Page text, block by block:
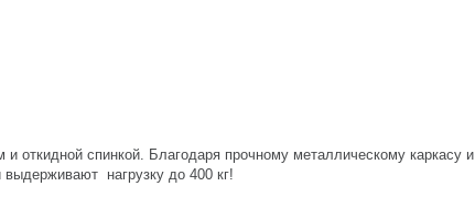
откидной спинкой. Благодаря прочному металлическому каркасу и
нагрузку до 400 кг!